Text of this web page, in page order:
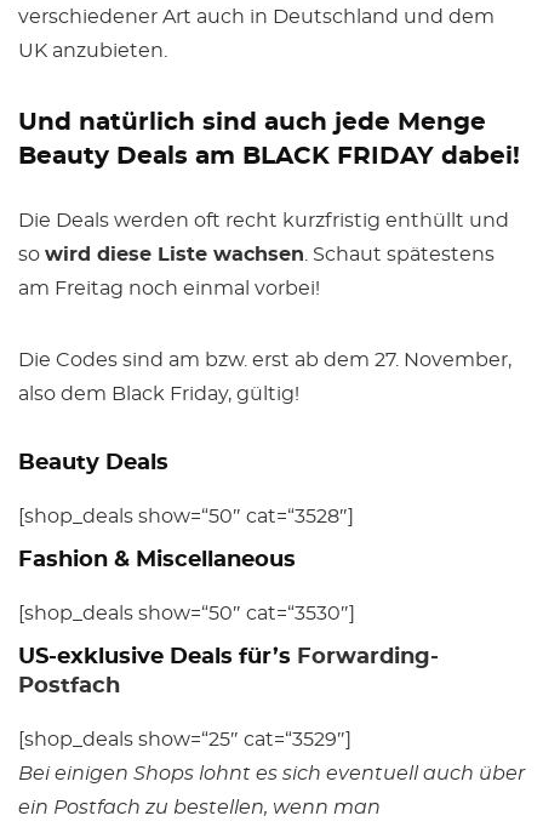
verschiedener Art auch in Deutschland und dem
UK anzubieten.
Und natürlich sind auch jede Menge
Beauty Deals am BLACK FRIDAY dabei!
Die Deals werden oft recht kurzfristig enthüllt und
so wird diese Liste wachsen . Schaut spätestens
am Freitag noch einmal vorbei!
Die Codes sind am bzw. erst ab dem 27. November,
also dem Black Friday, gültig!
Beauty Deals
[shop_deals show=“50″ cat=“3528″]
Fashion & Miscellaneous
[shop_deals show=“50″ cat=“3530″]
US-exklusive Deals für’s Forwarding-
Postfach
[shop_deals show=“25″ cat=“3529″]
Bei einigen Shops lohnt es sich eventuell auch über
ein Postfach zu bestellen, wenn man